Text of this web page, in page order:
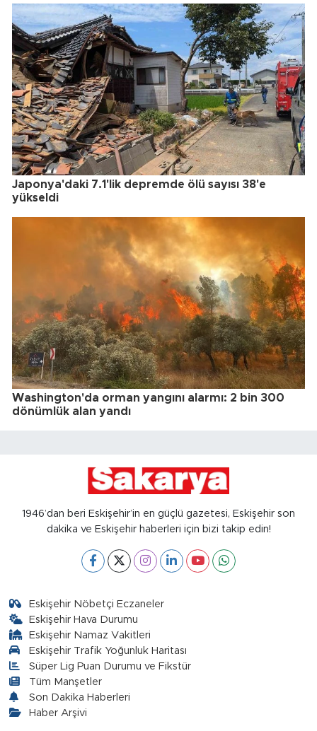
Japonya'daki 7.1'lik depremde ölü sayısı 38'e
yükseldi
Washington'da orman yangını alarmı: 2 bin 300
dönümlük alan yandı
1946’dan beri Eskişehir’in en güçlü gazetesi, Eskişehir son
dakika ve Eskişehir haberleri için bizi takip edin!
Eskişehir Nöbetçi Eczaneler
Eskişehir Hava Durumu
Eskişehir Namaz Vakitleri
Eskişehir Trafik Yoğunluk Haritası
Süper Lig Puan Durumu ve Fikstür
Tüm Manşetler
Son Dakika Haberleri
Haber Arşivi